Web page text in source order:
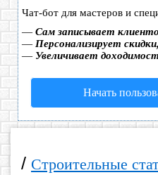
Чат-бот для мастеров и
— Сам записывает
— Персонализирует
— Увеличивает
Начать
/ Строительные